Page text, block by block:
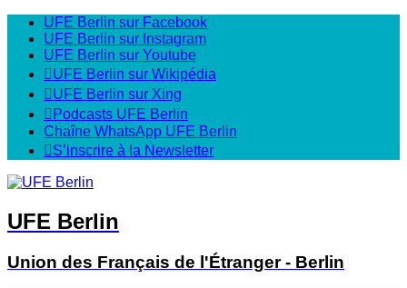
UFE Berlin sur Facebook
UFE Berlin sur Instagram
UFE Berlin sur Youtube
UFE Berlin sur Wikipédia
UFE Berlin sur Xing
Podcasts UFE Berlin
Chaîne WhatsApp UFE Berlin
S’inscrire à la Newsletter
UFE Berlin
Union des Français de l'Étranger - Berlin